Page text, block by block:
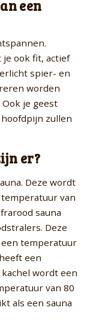
een
je ook fit, actief
spier- en
worden
je geest
zullen
er?
Deze wordt
van
sauna
Deze
temperatuur
een
wordt een
van 80
als een sauna